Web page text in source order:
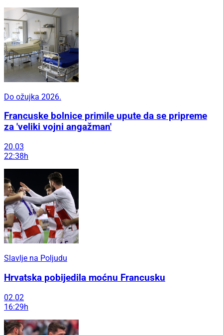
Do ožujka 2026.
Francuske bolnice primile upute da se pripreme
za 'veliki vojni angažman'
20.03
22:38h
Slavlje na Poljudu
Hrvatska pobijedila moćnu Francusku
02.02
16:29h